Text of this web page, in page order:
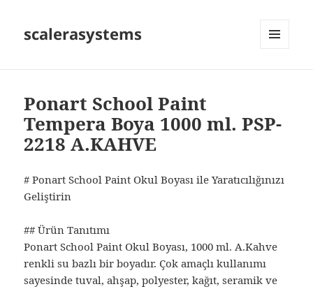
scalerasystems
Ponart School Paint
Tempera Boya 1000 ml. PSP-
2218 A.KAHVE
# Ponart School Paint Okul Boyası ile Yaratıcılığınızı
Geliştirin
## Ürün Tanıtımı
Ponart School Paint Okul Boyası, 1000 ml. A.Kahve
renkli su bazlı bir boyadır. Çok amaçlı kullanımı
sayesinde tuval, ahşap, polyester, kağıt, seramik ve